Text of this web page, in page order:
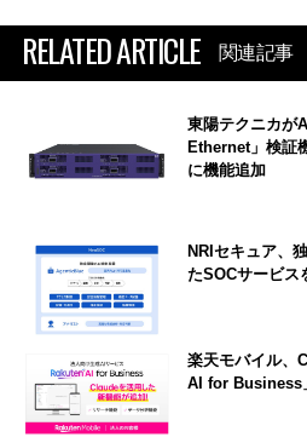
RELATED ARTICLE 関連記事
東陽テクニカが
Ethernet」検証
に機能追加
NRIセキュア、
たSOCサービス
楽天モバイル、
AI for Business